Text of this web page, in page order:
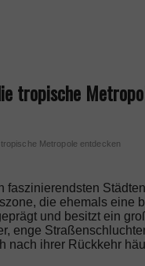
tropische
Metropole entdecken
faszinierendsten
die ehemals eine
und besitzt ein
enge
nach ihrer Rückkehr